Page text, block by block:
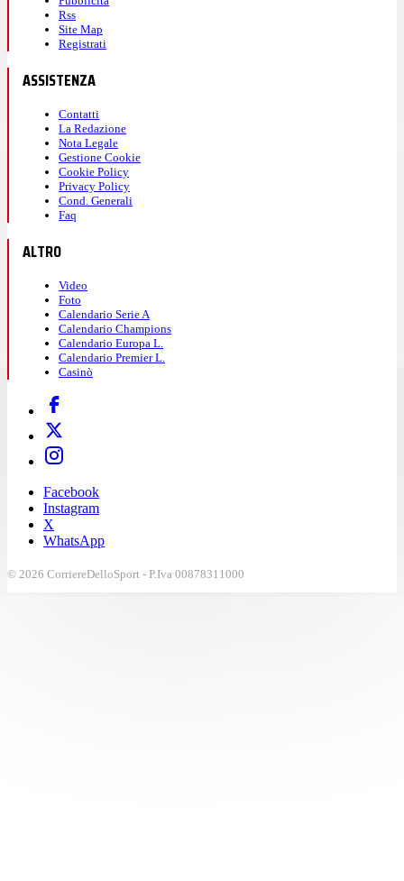
Rss
Site Map
Registrati
ASSISTENZA
Contatti
La Redazione
Nota Legale
Gestione Cookie
Cookie Policy
Privacy Policy
Cond. Generali
Faq
ALTRO
Video
Foto
Calendario Serie A
Calendario Champions
Calendario Europa L.
Calendario Premier L.
Casinò
Facebook
Instagram
X
WhatsApp
© 2026 CorriereDelloSport - P.Iva 00878311000